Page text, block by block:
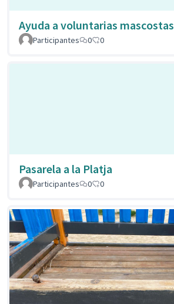
Ayuda a voluntarias mascostas
Participantes
0 0
Pasarela a la Platja
Participantes
0 0